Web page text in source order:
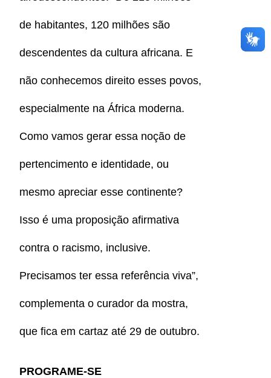
de habitantes, 120 milhões são
descendentes da cultura africana. E
não conhecemos direito esses povos,
especialmente na África moderna.
Como vamos gerar essa noção de
pertencimento e identidade, ou
mesmo apreciar esse continente?
Isso é uma proposição afirmativa
contra o racismo, inclusive.
Precisamos ter essa referência viva”,
complementa o curador da mostra,
que fica em cartaz até 29 de outubro.
PROGRAME-SE